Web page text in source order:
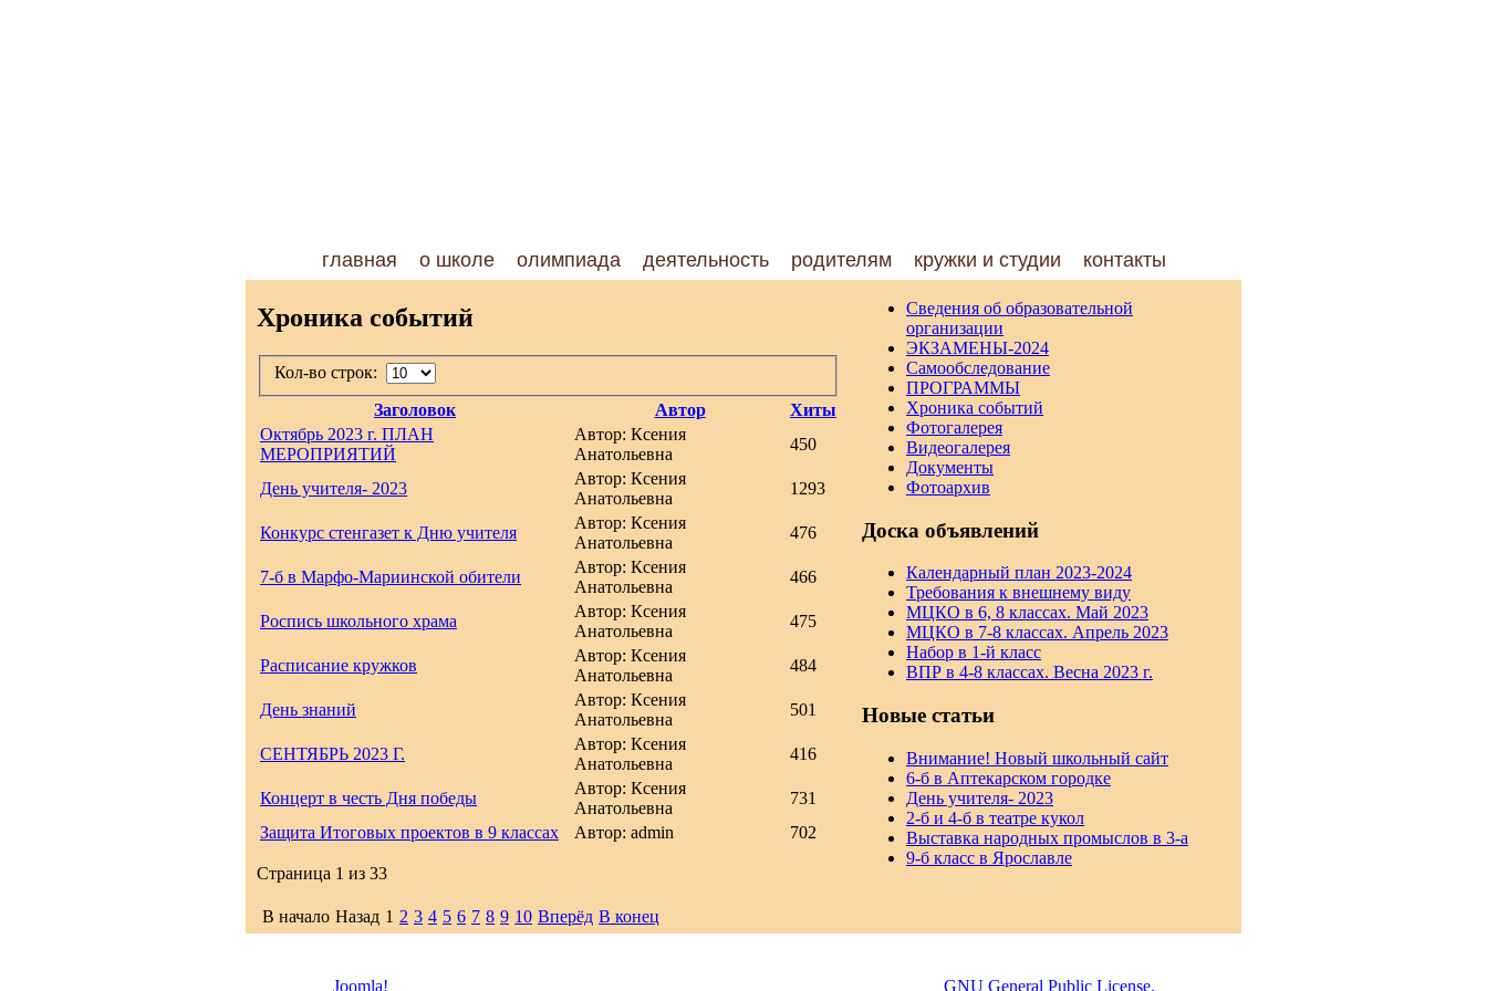
главная о школе олимпиада деятельность родителям кружки и студии контакты
Хроника событий
Кол-во строк:
Заголовок
Автор
Хиты
Октябрь 2023 г. ПЛАН
МЕРОПРИЯТИЙ
Автор: Ксения
Анатольевна
450
День учителя- 2023
Автор: Ксения
Анатольевна
1293
Конкурс стенгазет к Дню учителя
Автор: Ксения
Анатольевна
476
7-б в Марфо-Мариинской обители
Автор: Ксения
Анатольевна
466
Роспись школьного храма
Автор: Ксения
Анатольевна
475
Расписание кружков
Автор: Ксения
Анатольевна
484
День знаний
Автор: Ксения
Анатольевна
501
CЕНТЯБРЬ 2023 Г.
Автор: Ксения
Анатольевна
416
Концерт в честь Дня победы
Автор: Ксения
Анатольевна
731
Защита Итоговых проектов в 9 классах
Автор: admin 702
Страница 1 из 33
В начало Назад 1 2 3 4 5 6 7 8 9 10 Вперёд В конец
Сведения об образовательной
организации
ЭКЗАМЕНЫ-2024
Самообследование
ПРОГРАММЫ
Хроника событий
Фотогалерея
Видеогалерея
Документы
Фотоархив
Доска объявлений
Календарный план 2023-2024
Требования к внешнему виду
МЦКО в 6, 8 классах. Май 2023
МЦКО в 7-8 классах. Апрель 2023
Набор в 1-й класс
ВПР в 4-8 классах. Весна 2023 г.
Новые статьи
Внимание! Новый школьный сайт
6-б в Аптекарском городке
День учителя- 2023
2-б и 4-б в театре кукол
Выставка народных промыслов в 3-а
9-б класс в Ярославле
Joomla!
GNU General Public License.